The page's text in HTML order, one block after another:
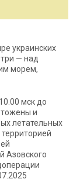
украинских
— над
морем,
мск до
и
летательных
Азовского